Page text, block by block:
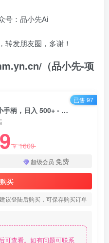
号：品小先Ai
转发朋友圈，多谢！
（品小先-项
无人美女看漫画直播，带游戏小手柄，日入 500+ - 资源之家
￥1669
超级会员 免费
买
议登陆后购买，可保存购买订单
查看。如有问题可联系
已售 97